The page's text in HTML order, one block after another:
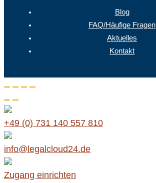
Blog
FAQ/Häufige Fragen
Aktuelles
Kontakt
+49 (0) 731 140 557 810
info@legalcloud24.de
Zugang einrichten